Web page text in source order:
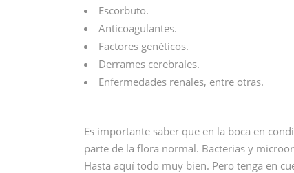
Escorbuto.
Anticoagulantes.
Factores genéticos.
Derrames cerebrales.
Enfermedades renales, entre otras.
Es importante saber que en la boca en
parte de la flora normal. Bacterias y
Hasta aquí todo muy bien. Pero tenga en